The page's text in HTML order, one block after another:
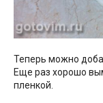
Теперь можно
Еще раз хорошо
пленкой.